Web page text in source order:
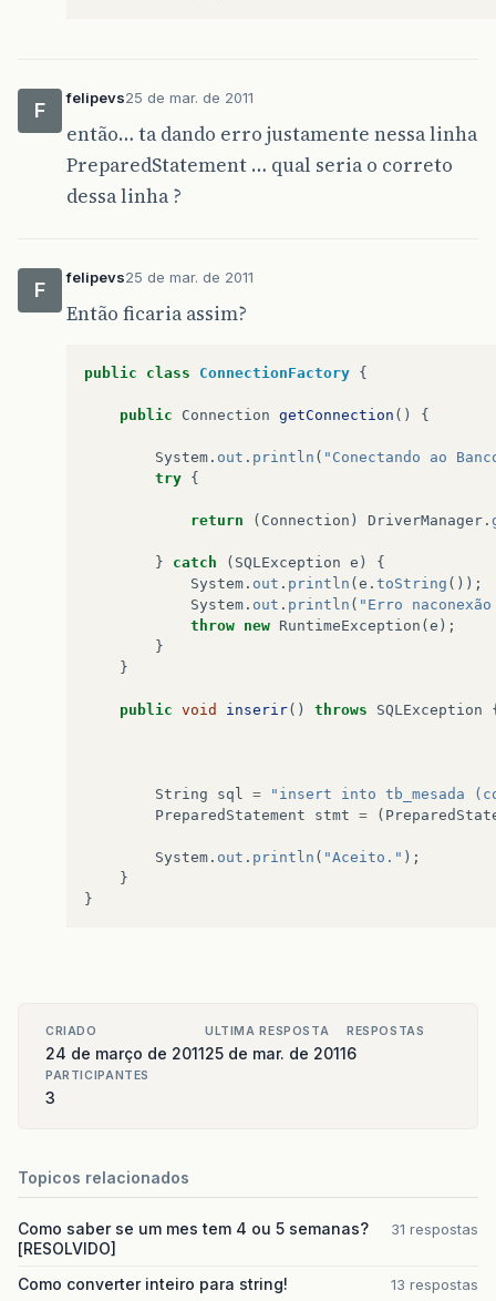
F
felipevs25 de mar. de 2011
então… ta dando erro justamente nessa linha
PreparedStatement … qual seria o correto
dessa linha ?
F
felipevs25 de mar. de 2011
Então ficaria assim?
public class ConnectionFactory {
public Connection getConnection () {
System . out . println ( "Conectando ao
try {
return ( Connection ) DriverManager .
} catch ( SQLException e )
{
System . out . println ( e . toString ());
System . out . println ( "Erro
throw new RuntimeException ( e );
}
}
public void inserir() throws SQLException
String sql =
"insert into tb_mesada
PreparedStatement
stmt = (
System . out . println ( "Aceito." );
}
}
CRIADO
24 de março de 2011
ULTIMA RESPOSTA
25 de mar. de 2011
RESPOSTAS
6
PARTICIPANTES
3
Topicos relacionados
Como saber se um mes tem 4 ou 5 semanas?
[RESOLVIDO]
31 respostas
Como converter inteiro para string! 13 respostas